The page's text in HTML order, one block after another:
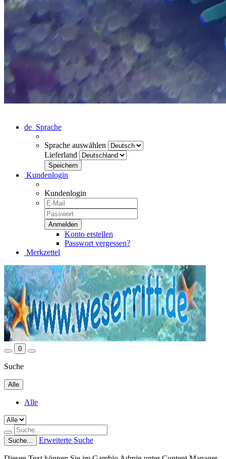
de Sprache
Sprache auswählen
Lieferland
Kundenlogin
Kundenlogin
Konto erstellen
Passwort vergessen?
Merkzettel
0
Suche
Alle
Alle
Suche... Erweiterte Suche